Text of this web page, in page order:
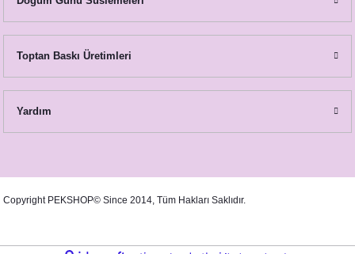
Bordo Çiçekler Konsept Söz Nişan Hediyesi
18,00 TL
Toptan Baskı Üretimleri
Yardım
Copyright PEKSHOP© Since 2014, Tüm Hakları Saklıdır.